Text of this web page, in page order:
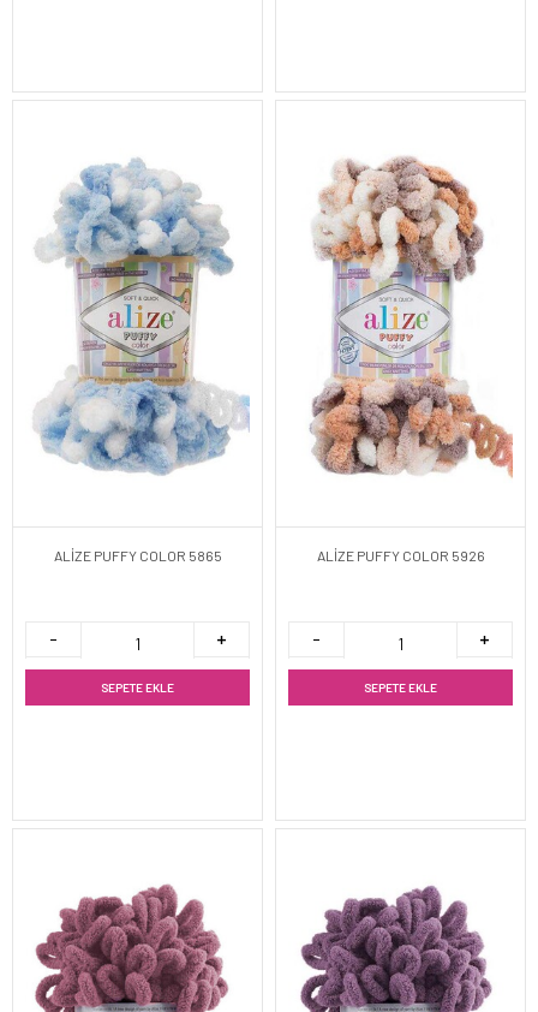
ALİZE PUFFY COLOR 5865
SEPETE EKLE
ALİZE PUFFY COLOR 5926
SEPETE EKLE